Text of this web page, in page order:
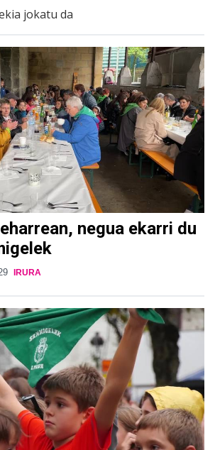
jokatu da
negua ekarri du
IRURA